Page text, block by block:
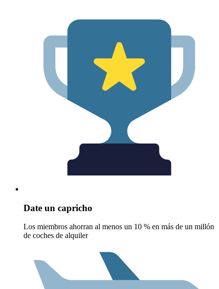
Date un capricho
Los miembros ahorran al menos un 10 % en más de un millón
de coches de alquiler